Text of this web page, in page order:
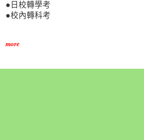
●日校轉學考
●校內轉科考
more